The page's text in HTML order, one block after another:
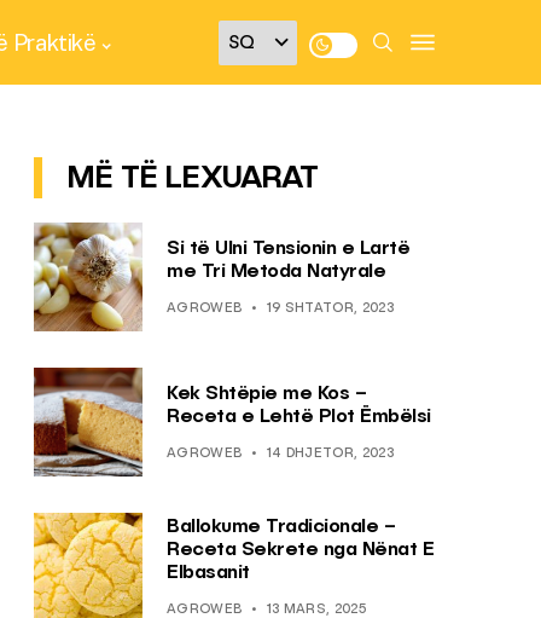
Praktikë
MË TË LEXUARAT
Si të Ulni Tensionin e Lartë
me Tri Metoda Natyrale
AGROWEB 19 SHTATOR, 2023
Kek Shtëpie me Kos –
Receta e Lehtë Plot Ëmbëlsi
AGROWEB 14 DHJETOR, 2023
Ballokume Tradicionale –
Receta Sekrete nga Nënat E
Elbasanit
AGROWEB 13 MARS, 2025